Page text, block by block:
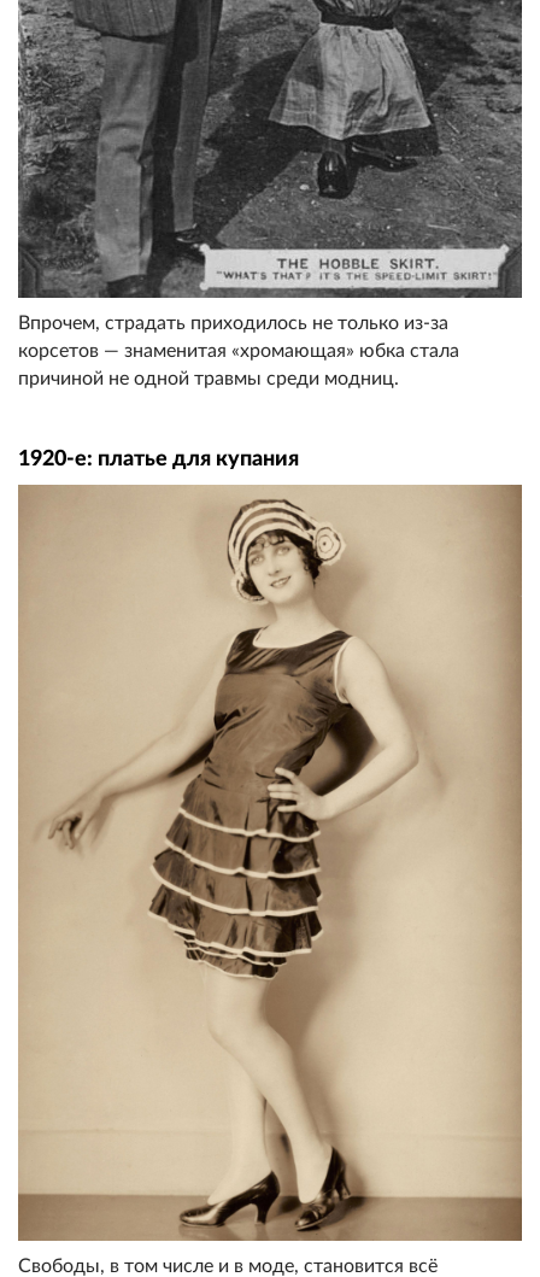
Впрочем, страдать приходилось не только из-за
корсетов — знаменитая «хромающая» юбка стала
причиной не одной травмы среди модниц.
1920-е: платье для купания
Свободы, в том числе и в моде, становится всё